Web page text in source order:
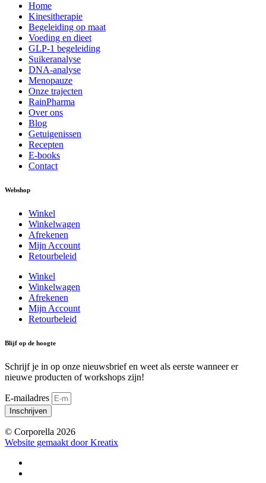
Home
Kinesitherapie
Begeleiding op maat
Voeding en dieet
GLP-1 begeleiding
Suikeranalyse
DNA-analyse
Menopauze
Onze trajecten
RainPharma
Over ons
Blog
Getuigenissen
Recepten
E-books
Contact
Webshop
Winkel
Winkelwagen
Afrekenen
Mijn Account
Retourbeleid
Winkel
Winkelwagen
Afrekenen
Mijn Account
Retourbeleid
Blijf op de hoogte
Schrijf je in op onze nieuwsbrief en weet als eerste wanneer er
nieuwe producten of workshops zijn!
E-mailadres
Inschrijven
© Corporella 2026
Website gemaakt door Kreatix